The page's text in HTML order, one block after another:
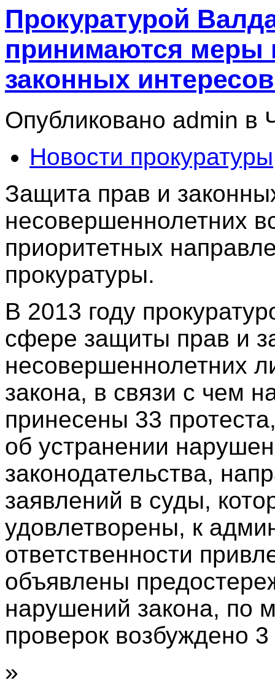
Прокуратурой
принимаются меры
законных
Опубликовано admin в
Новости прокуратуры
Защита прав и
несовершеннолетних
приоритетных
прокуратуры.
В 2013 году
сфере защиты прав и
несовершеннолетних
закона, в связи с чем
принесены 33
об устранении
законодательства,
заявлений в суды,
удовлетворены, к
ответственности
объявлены
нарушений закона, по
проверок возбуждено
»